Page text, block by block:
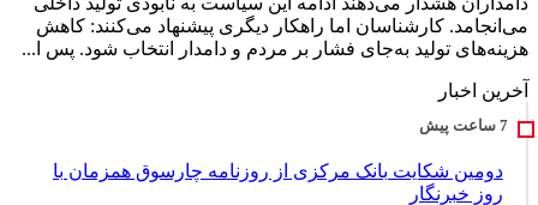
می‌انجامد. کارشناسان اما راهکار دیگری پیشنهاد می‌کنند: کاهش
هزینه‌های تولید به‌جای فشار بر مردم و دامدار انتخاب شود. پس ا...
آخرین اخبار
دومین شکایت بانک مرکزی از روزنامه چارسوق همزمان با
روز خبرنگار